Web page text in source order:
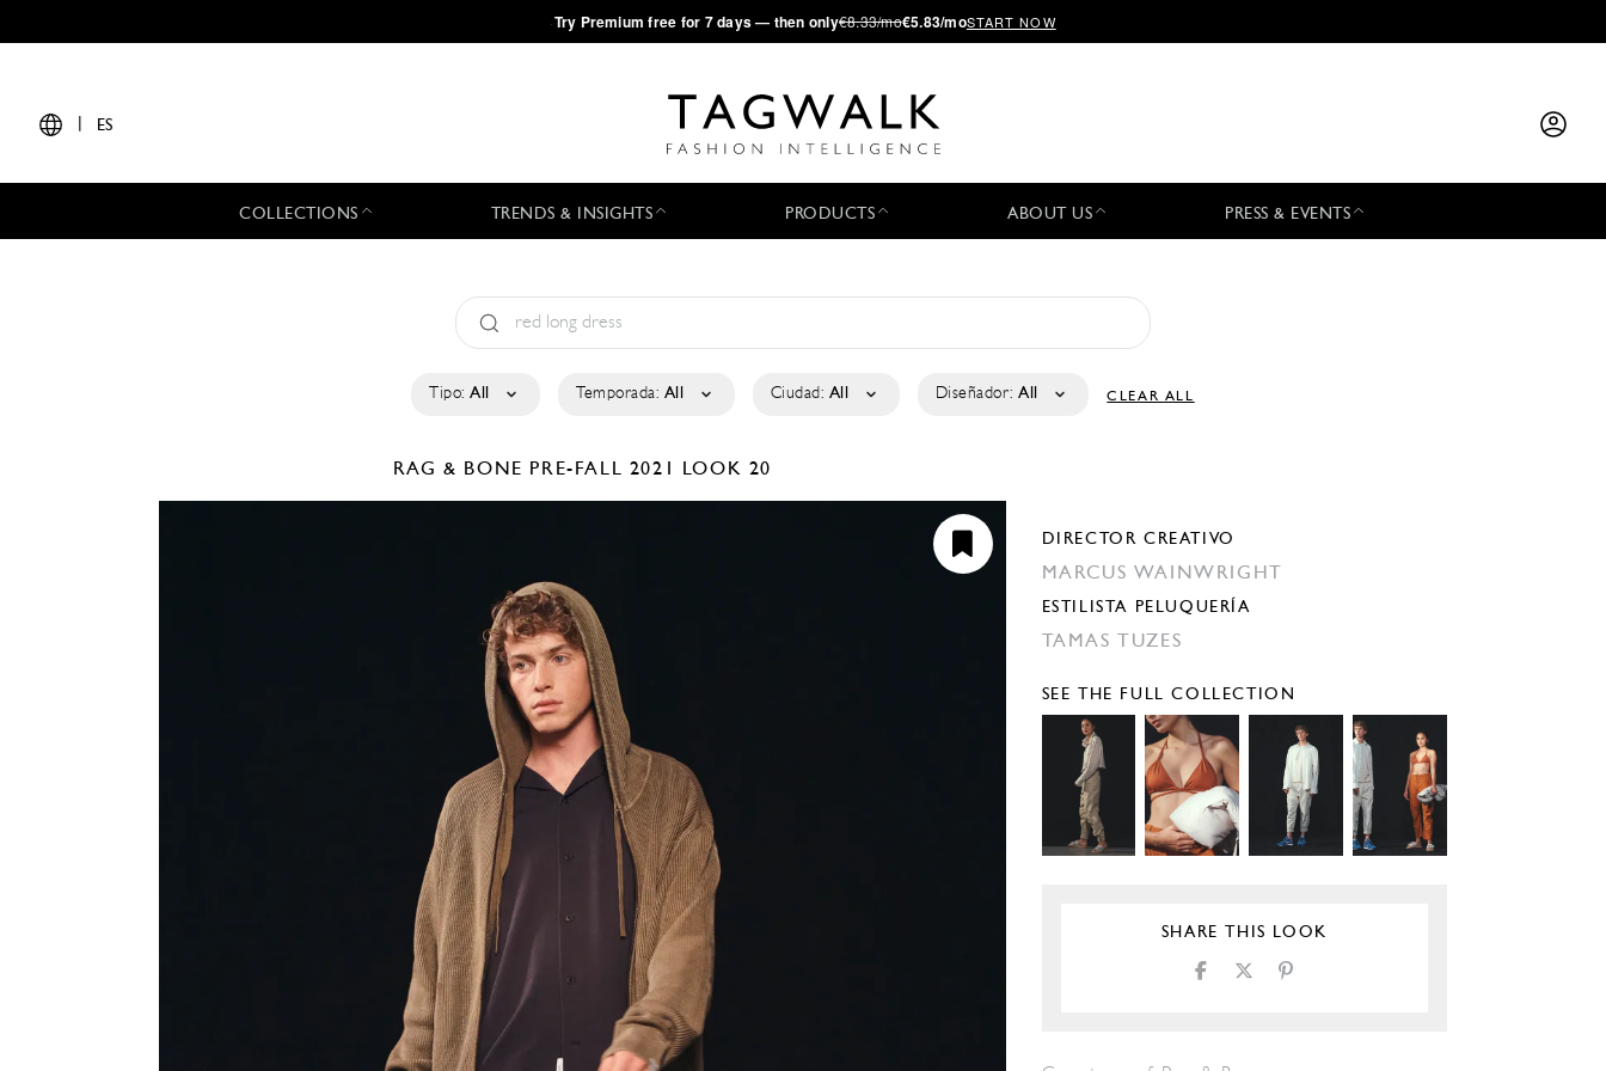
·Try Premium free for 7 days — then only€8.33/mo€5.83/moSTART NOW
ES
COLLECTIONS TRENDS & INSIGHTS PRODUCTS ABOUT US PRESS & EVENTS
Tipo: All Temporada: All Ciudad: All Diseñador: All CLEAR ALL
RAG & BONE PRE-FALL 2021 LOOK 20
DIRECTOR CREATIVO
MARCUS WAINWRIGHT
ESTILISTA PELUQUERÍA
TAMAS TUZES
SEE THE FULL COLLECTION
SHARE THIS LOOK